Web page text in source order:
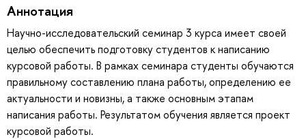
Аннотация
Научно-исследовательский семинар 3 курса имеет своей
целью обеспечить подготовку студентов к написанию
курсовой работы. В рамках семинара студенты обучаются
правильному составлению плана работы, определению ее
актуальности и новизны, а также основным этапам
написания работы. Результатом обучения является проект
курсовой работы.